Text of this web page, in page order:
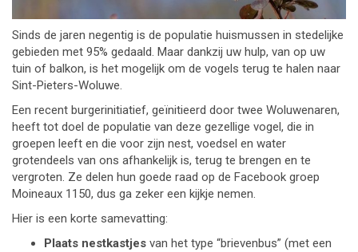
Sinds de jaren negentig is de populatie huismussen in stedelijke
gebieden met 95% gedaald. Maar dankzij uw hulp, van op uw
tuin of balkon, is het mogelijk om de vogels terug te halen naar
Sint-Pieters-Woluwe.
Een recent burgerinitiatief, geïnitieerd door twee Woluwenaren,
heeft tot doel de populatie van deze gezellige vogel, die in
groepen leeft en die voor zijn nest, voedsel en water
grotendeels van ons afhankelijk is, terug te brengen en te
vergroten. Ze delen hun goede raad op de Facebook groep
Moineaux 1150, dus ga zeker een kijkje nemen.
Hier is een korte samevatting:
Plaats nestkastjes van het type “brievenbus” (met een